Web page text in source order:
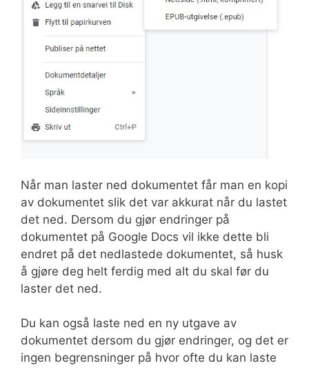
Når man laster ned dokumentet får man en kopi
av dokumentet slik det var akkurat når du lastet
det ned. Dersom du gjør endringer på
dokumentet på Google Docs vil ikke dette bli
endret på det nedlastede dokumentet, så husk
å gjøre deg helt ferdig med alt du skal før du
laster det ned.
Du kan også laste ned en ny utgave av
dokumentet dersom du gjør endringer, og det er
ingen begrensninger på hvor ofte du kan laste